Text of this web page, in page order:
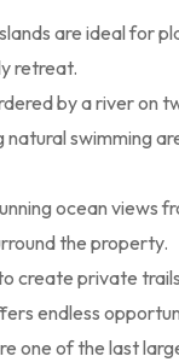
are ideal for
retreat.
by a river on
swimming
ocean views
the property.
create private
endless
one of the last